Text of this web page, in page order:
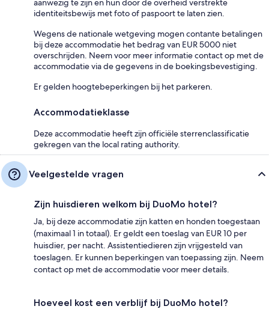
aanwezig te zijn en hun door de overheid verstrekte
identiteitsbewijs met foto of paspoort te laten zien.
Wegens de nationale wetgeving mogen contante betalingen
bij deze accommodatie het bedrag van EUR 5000 niet
overschrijden. Neem voor meer informatie contact op met de
accommodatie via de gegevens in de boekingsbevestiging.
Er gelden hoogtebeperkingen bij het parkeren.
Accommodatieklasse
Deze accommodatie heeft zijn officiële sterrenclassificatie
gekregen van the local rating authority.
Veelgestelde vragen
Zijn huisdieren welkom bij DuoMo hotel?
Ja, bij deze accommodatie zijn katten en honden toegestaan
(maximaal 1 in totaal). Er geldt een toeslag van EUR 10 per
huisdier, per nacht. Assistentiedieren zijn vrijgesteld van
toeslagen. Er kunnen beperkingen van toepassing zijn. Neem
contact op met de accommodatie voor meer details.
Hoeveel kost een verblijf bij DuoMo hotel?